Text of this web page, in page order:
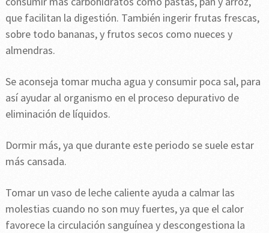
que facilitan la digestión. También ingerir frutas frescas,
sobre todo bananas, y frutos secos como nueces y
almendras.
Se aconseja tomar mucha agua y consumir poca sal, para
así ayudar al organismo en el proceso depurativo de
eliminación de líquidos.
Dormir más, ya que durante este periodo se suele estar
más cansada.
Tomar un vaso de leche caliente ayuda a calmar las
molestias cuando no son muy fuertes, ya que el calor
favorece la circulación sanguínea y descongestiona la